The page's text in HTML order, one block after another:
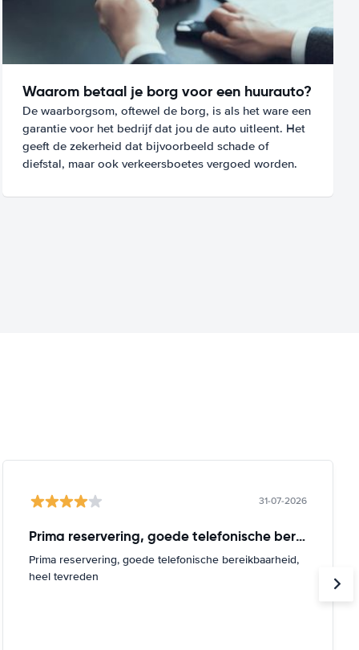
Waarom betaal je borg voor een huurauto?
De waarborgsom, oftewel de borg, is als het ware een
garantie voor het bedrijf dat jou de auto uitleent. Het
geeft de zekerheid dat bijvoorbeeld schade of
diefstal, maar ook verkeersboetes vergoed worden.
31-07-2026
Prima reservering, goede telefonische bereikbaarheid
Prima reservering, goede telefonische bereikbaarheid,
heel tevreden